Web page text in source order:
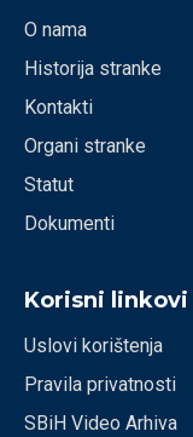
O nama
Historija stranke
Kontakti
Organi stranke
Statut
Dokumenti
Korisni linkovi
Uslovi korištenja
Pravila privatnosti
SBiH Video Arhiva